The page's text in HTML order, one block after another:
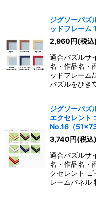
ジグソーパズ
ッドフレー
2,960円(税込
適合パズルサ
名・作品名・
ッドフレーム
パズルをひき
ジグソーパズ
エクセレント
No.16（
3,740円(税込)
適合パズルサ
名・作品名・
クセレント
レームパネル